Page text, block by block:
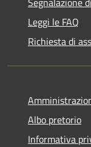
Leggi le FAQ
Richiesta di
Albo pretorio
Informativa